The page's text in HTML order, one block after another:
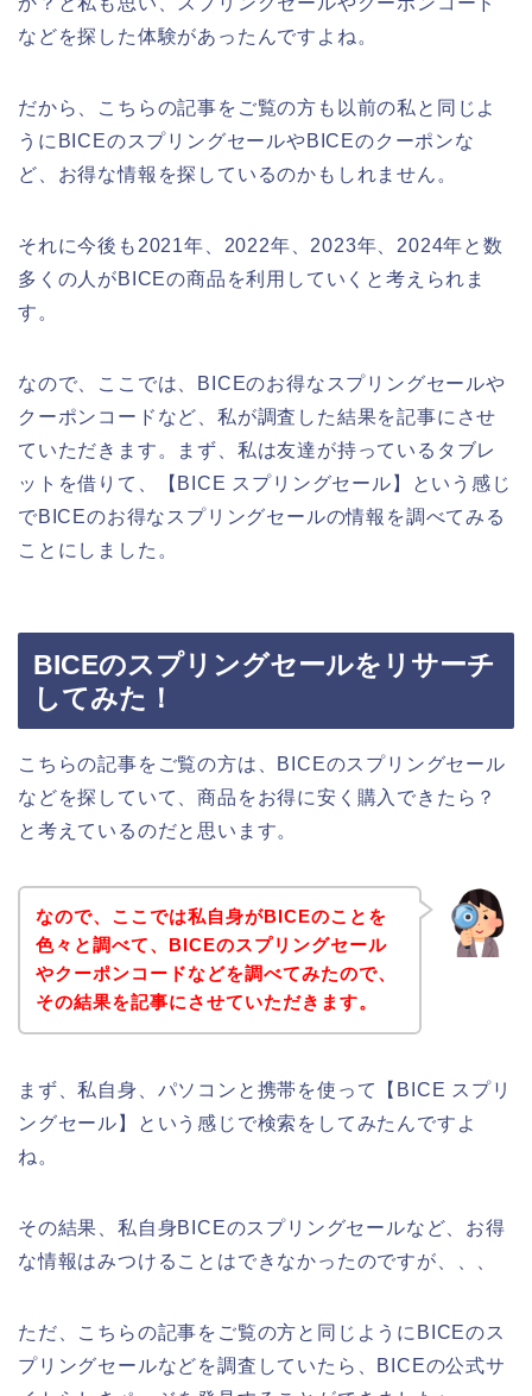
などを探した体験があったんですよね。
だから、こちらの記事をご覧の方も以前の私と同じよ
うにBICEのスプリングセールやBICEのクーポンな
ど、お得な情報を探しているのかもしれません。
それに今後も2021年、2022年、2023年、2024年と数
多くの人がBICEの商品を利用していくと考えられま
す。
なので、ここでは、BICEのお得なスプリングセールや
クーポンコードなど、私が調査した結果を記事にさせ
ていただきます。まず、私は友達が持っているタブレ
ットを借りて、【BICE スプリングセール】という感じ
でBICEのお得なスプリングセールの情報を調べてみる
ことにしました。
BICEのスプリングセールをリサーチ
してみた！
こちらの記事をご覧の方は、BICEのスプリングセール
などを探していて、商品をお得に安く購入できたら？
と考えているのだと思います。
なので、ここでは私自身がBICEのことを
色々と調べて、BICEのスプリングセール
やクーポンコードなどを調べてみたので、
その結果を記事にさせていただきます。
まず、私自身、パソコンと携帯を使って【BICE スプリ
ングセール】という感じで検索をしてみたんですよ
ね。
その結果、私自身BICEのスプリングセールなど、お得
な情報はみつけることはできなかったのですが、、、
ただ、こちらの記事をご覧の方と同じようにBICEのス
プリングセールなどを調査していたら、BICEの公式サ